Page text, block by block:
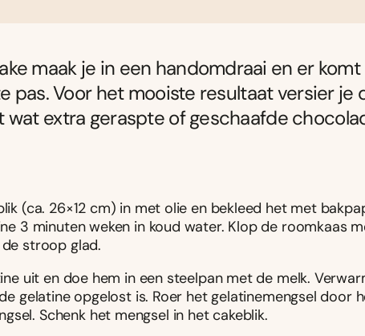
maak je in een handomdraai en er komt
pas. Voor het mooiste resultaat versier je
wat extra geraspte of geschaafde
(ca. 26×12 cm) in met olie en bekleed het met
3 minuten weken in koud water. Klop de roomkaas
stroop glad.
uit en doe hem in een steelpan met de melk.
gelatine opgelost is. Roer het gelatinemengsel door
Schenk het mengsel in het cakeblik.